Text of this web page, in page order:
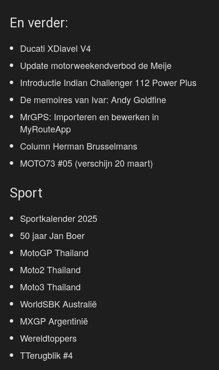
En verder:
Ducati XDiavel V4
Update motorweekendverbod de Meije
Introductie Indian Challenger 112 Power Plus
De memoires van Ivar: Andy Goldfine
MrGPS: Importeren en bewerken in
MyRouteApp
Column Herman Brusselmans
MOTO73 #05 (verschijn 20 maart)
Sport
Sportkalender 2025
50 jaar Jan Boer
MotoGP Thailand
Moto2 Thailand
Moto3 Thailand
WorldSBK Australië
MXGP Argentinië
Wereldtoppers
TTerugblik #4